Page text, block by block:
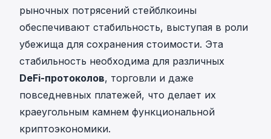
рыночных потрясений стейблкоины
обеспечивают стабильность, выступая в роли
убежища для сохранения стоимости. Эта
стабильность необходима для различных
DeFi-протоколов, торговли и даже
повседневных платежей, что делает их
краеугольным камнем функциональной
криптоэкономики.